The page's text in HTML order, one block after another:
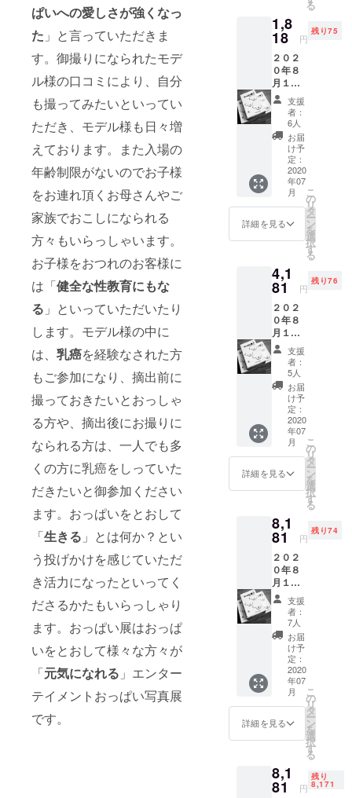
ぱいへの愛しさが強くなっ
た 」と言っていただきま
す。御撮りになられたモデ
ル様の口コミにより、自分
も撮ってみたいといってい
ただき、モデル様も日々増
えております。また入場の
年齢制限がないのでお子様
をお連れ頂くお母さんやご
家族でおこしになられる
方々もいらっしゃいます。
お子様をおつれのお客様に
は「健全な性教育にもな
る 」といっていただいたり
します。モデル様の中に
は、 乳癌を経験なされた方
もご参加になり、摘出前に
撮っておきたいとおっしゃ
る方や、摘出後にお撮りに
なられる方は、一人でも多
くの方に乳癌をしっていた
だきたいと御参加ください
ます。おっぱいをとおして
「生きる 」とは何か？とい
う投げかけを感じていただ
き活力になったといってく
ださるかたもいらっしゃり
ます。おっぱい展はおっぱ
いをとおして様々な方々が
「元気になれる 」エンター
テイメントおっぱい写真展
です。
合もあ
ると考
え、 ２
０２４
年に行
うおっ
ぱい展
の第９
回展期
間中ま
で有効
となる
特別一
日チ
ケット
を 一枚
お送り
いたし
ます。
ターン
になり
ます。
直筆の
感謝の
意とと
もに
おっぱ
いロ
ゴ ピ
ンバッ
ヂを一
個お送
りいた
します
る
1,8
18 円
残り75
２０２
０年８
月１日~
１０月
２０日
まで開
催いた
します
「おっ
ぱい展
ⅠⅠⅠ
Ⅰ」の
一日チ
ケット
と （遠
方より
援を考
え２０
２４年
まで有
効にい
たしま
す）
おっぱ
い展の
ために
創りま
した 一
曲乳魂
「おっ
ぱいの
うた」
一枚を
支援
者：
6人
お届
け予
定：
2020
年07
月
詳細を見る
こ
の
リ
タ
ー
ン
を
選
択
す
る
4,1
81 円
残り76
２０２
０年８
月１日
～１０
月２０
日まで
開催い
たしま
「おっ
ぱい展
ⅠⅠⅠ
Ⅰ」の
一日チ
ケット
一枚と
いＴ
シャ
ツ 白
生地×黒
デザイ
ンを一
枚（サ
イズＸ
Ｓ～Ｘ
ＸＸｌ
より選
べま
す） お
送りい
たしま
す
支援
者：
5人
お届
け予
定：
2020
年07
月
詳細を見る
こ
の
リ
タ
ー
ン
を
選
択
す
る
8,1
81 円
残り74
２０２
０年８
月１日
～１０
月２０
日まで
開催い
たしま
「おっ
ぱい展
ⅠⅠⅠ
Ⅰ」の
一日チ
ケット
一枚と
い展の
ために
支援
者：
7人
お届
け予
定：
2020
年07
月
詳細を見る
こ
の
リ
タ
ー
ン
を
選
択
す
る
8,1
81 円
残り
8,171